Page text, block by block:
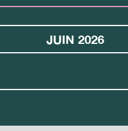
JUIN 2026